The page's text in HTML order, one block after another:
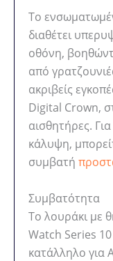
Το
διαθέτει
οθόνη,
από
ακριβείς
Digital Crown,
αισθητήρες.
κάλυψη,
συμβατή
Συμβατότητα
Το λουράκι με
Watch Series
κατάλληλο για